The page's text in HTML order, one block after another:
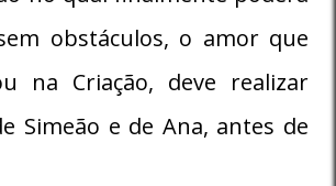
obstáculos, o amor que
na Criação, deve realizar
Simeão e de Ana, antes de